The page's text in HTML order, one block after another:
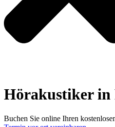
Hörakustiker in
Buchen Sie online Ihren